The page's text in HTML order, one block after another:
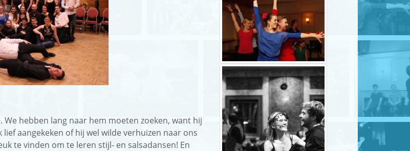
hebben lang naar hem moeten zoeken, want hij
aangekeken of hij wel wilde verhuizen naar ons
te vinden om te leren stijl- en salsadansen! En